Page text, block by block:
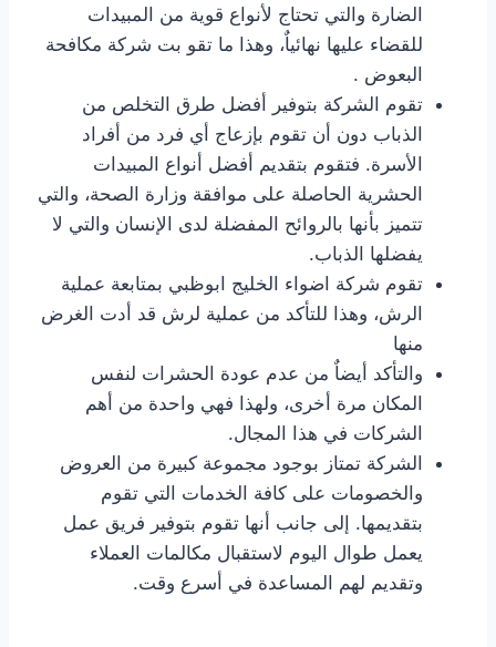
الضارة والتي تحتاج لأنواع قوية من المبيدات
للقضاء عليها نهائياٌ، وهذا ما تقو بت شركة مكافحة
البعوض .
تقوم الشركة بتوفير أفضل طرق التخلص من
الذباب دون أن تقوم بإزعاج أي فرد من أفراد
الأسرة. فتقوم بتقديم أفضل أنواع المبيدات
الحشرية الحاصلة على موافقة وزارة الصحة، والتي
تتميز بأنها بالروائح المفضلة لدى الإنسان والتي لا
يفضلها الذباب.
تقوم شركة اضواء الخليج ابوظبي بمتابعة عملية
الرش، وهذا للتأكد من عملية لرش قد أدت الغرض
منها
والتأكد أيضاٌ من عدم عودة الحشرات لنفس
المكان مرة أخرى، ولهذا فهي واحدة من أهم
الشركات في هذا المجال.
الشركة تمتاز بوجود مجموعة كبيرة من العروض
والخصومات على كافة الخدمات التي تقوم
بتقديمها. إلى جانب أنها تقوم بتوفير فريق عمل
يعمل طوال اليوم لاستقبال مكالمات العملاء
وتقديم لهم المساعدة في أسرع وقت.